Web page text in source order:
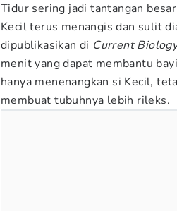
Tidur sering jadi tantangan
Kecil terus menangis dan sulit
dipublikasikan di Current
menit yang dapat membantu
hanya menenangkan si Kecil,
membuat tubuhnya lebih rileks.